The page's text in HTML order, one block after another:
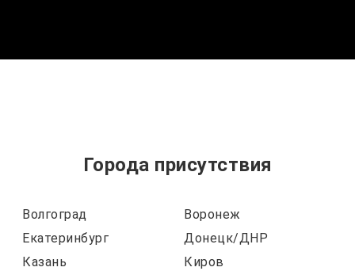
Города присутствия
Волгоград
Воронеж
Екатеринбург
Донецк/ДНР
Казань
Киров